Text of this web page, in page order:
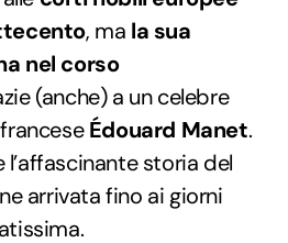
, ma la sua
nel corso
(anche) a un celebre
Édouard Manet.
storia del
arrivata fino ai giorni